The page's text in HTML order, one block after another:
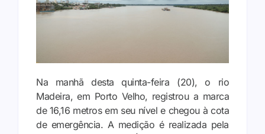
Na manhã desta quinta-feira (20), o rio
Madeira, em Porto Velho, registrou a marca
de 16,16 metros em seu nível e chegou à cota
de emergência. A medição é realizada pela